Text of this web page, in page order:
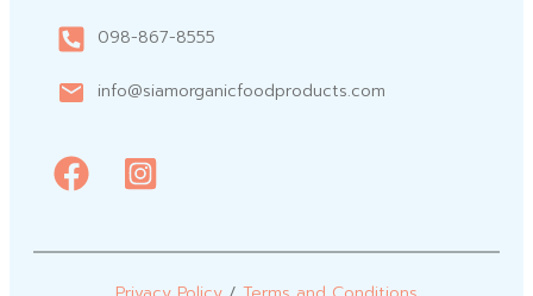
098-867-8555
info@siamorganicfoodproducts.com